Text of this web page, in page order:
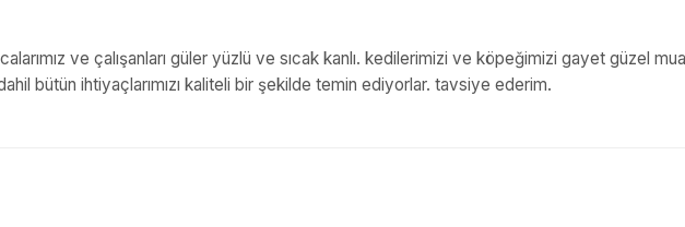
ve çalışanları güler yüzlü ve sıcak kanlı. kedilerimizi ve köpeğimizi gayet güzel
bütün ihtiyaçlarımızı kaliteli bir şekilde temin ediyorlar. tavsiye ederim.